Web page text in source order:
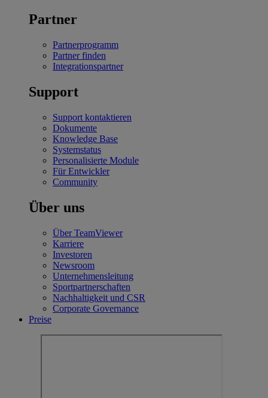
Partner
Partnerprogramm
Partner finden
Integrationspartner
Support
Support kontaktieren
Dokumente
Knowledge Base
Systemstatus
Personalisierte Module
Für Entwickler
Community
Über uns
Über TeamViewer
Karriere
Investoren
Newsroom
Unternehmensleitung
Sportpartnerschaften
Nachhaltigkeit und CSR
Corporate Governance
Preise